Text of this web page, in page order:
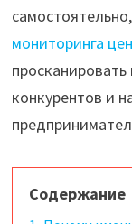
мониторинга цен
конкурентов и
Содержание